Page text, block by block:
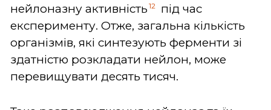
нейлоназну активність 12
під час
експерименту. Отже, загальна кількість
організмів, які синтезують ферменти зі
здатністю розкладати нейлон, може
перевищувати десять тисяч.